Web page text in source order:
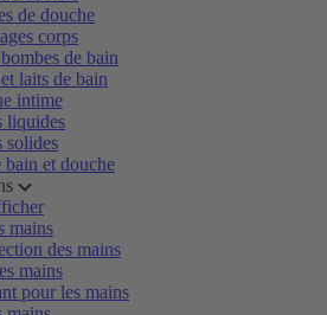
de douche
corps
de bain
laits de bain
intime
liquides
solides
bain et douche
mains
des mains
mains
pour les mains